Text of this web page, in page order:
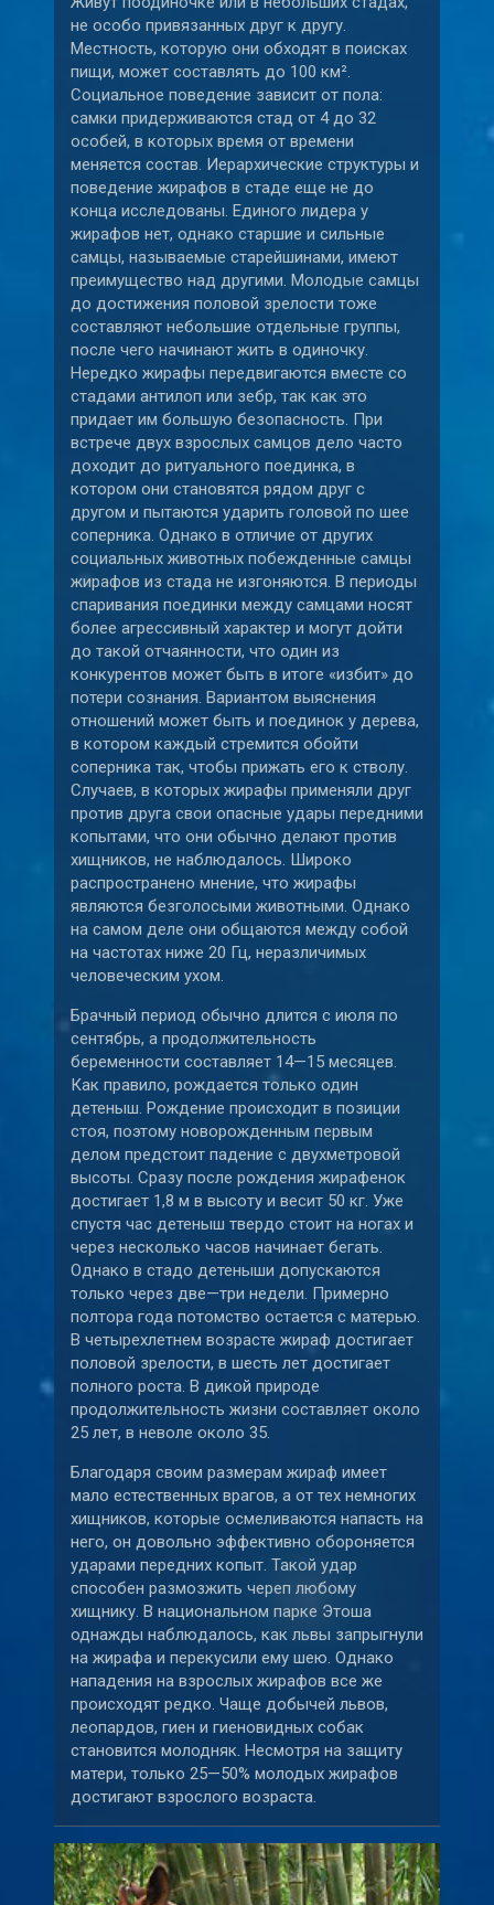
не особо привязанных друг к другу.
Местность, которую они обходят в поисках
пищи, может составлять до 100 км².
Социальное поведение зависит от пола:
самки придерживаются стад от 4 до 32
особей, в которых время от времени
меняется состав. Иерархические структуры и
поведение жирафов в стаде еще не до
конца исследованы. Единого лидера у
жирафов нет, однако старшие и сильные
самцы, называемые старейшинами, имеют
преимущество над другими. Молодые самцы
до достижения половой зрелости тоже
составляют небольшие отдельные группы,
после чего начинают жить в одиночку.
Нередко жирафы передвигаются вместе со
стадами антилоп или зебр, так как это
придает им большую безопасность. При
встрече двух взрослых самцов дело часто
доходит до ритуального поединка, в
котором они становятся рядом друг с
другом и пытаются ударить головой по шее
соперника. Однако в отличие от других
социальных животных побежденные самцы
жирафов из стада не изгоняются. В периоды
спаривания поединки между самцами носят
более агрессивный характер и могут дойти
до такой отчаянности, что один из
конкурентов может быть в итоге «избит» до
потери сознания. Вариантом выяснения
отношений может быть и поединок у дерева,
в котором каждый стремится обойти
соперника так, чтобы прижать его к стволу.
Случаев, в которых жирафы применяли друг
против друга свои опасные удары передними
копытами, что они обычно делают против
хищников, не наблюдалось. Широко
распространено мнение, что жирафы
являются безголосыми животными. Однако
на самом деле они общаются между собой
на частотах ниже 20 Гц, неразличимых
человеческим ухом.
Брачный период обычно длится с июля по
сентябрь, а продолжительность
беременности составляет 14—15 месяцев.
Как правило, рождается только один
детеныш. Рождение происходит в позиции
стоя, поэтому новорожденным первым
делом предстоит падение с двухметровой
высоты. Сразу после рождения жирафенок
достигает 1,8 м в высоту и весит 50 кг. Уже
спустя час детеныш твердо стоит на ногах и
через несколько часов начинает бегать.
Однако в стадо детеныши допускаются
только через две—три недели. Примерно
полтора года потомство остается с матерью.
В четырехлетнем возрасте жираф достигает
половой зрелости, в шесть лет достигает
полного роста. В дикой природе
продолжительность жизни составляет около
25 лет, в неволе около 35.
Благодаря своим размерам жираф имеет
мало естественных врагов, а от тех немногих
хищников, которые осмеливаются напасть на
него, он довольно эффективно обороняется
ударами передних копыт. Такой удар
способен размозжить череп любому
хищнику. В национальном парке Этоша
однажды наблюдалось, как львы запрыгнули
на жирафа и перекусили ему шею. Однако
нападения на взрослых жирафов все же
происходят редко. Чаще добычей львов,
леопардов, гиен и гиеновидных собак
становится молодняк. Несмотря на защиту
матери, только 25—50% молодых жирафов
достигают взрослого возраста.